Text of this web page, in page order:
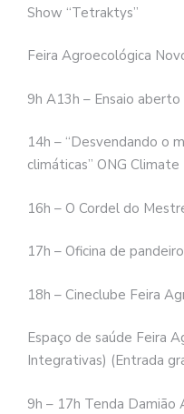
Show “Tetraktys”
Feira Agroecológica
9h A13h – Ensaio
14h – “Desvendando o
climáticas” ONG
16h – O Cordel do
17h – Oficina de
18h – Cineclube Feira
Espaço de saúde Feira
Integrativas) (Entrada
9h – 17h Tenda Damião